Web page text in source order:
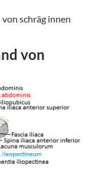
schräg innen
von